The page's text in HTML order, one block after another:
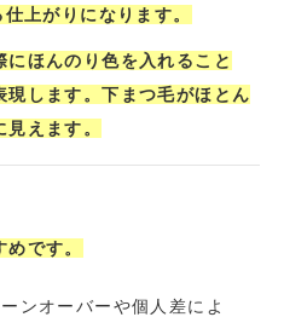
上がりになります。
にほんのり色を入れること
します。下まつ毛がほとん
えます。
です。
ンオーバーや個人差によ